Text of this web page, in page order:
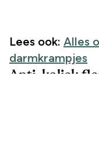
Lees ook: Alles
darmkrampjes
Anti-koliek